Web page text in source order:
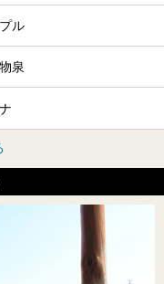
ル
泉